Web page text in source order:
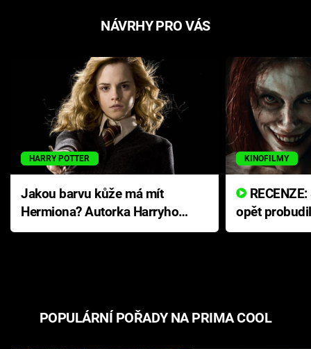
NÁVRHY PRO VÁS
HARRY POTTER
Jakou barvu kůže má mít
Hermiona? Autorka Harryho
Pottera přišla s ráznou
KINOFILMY
opět
přichází s
POPULÁRNÍ POŘADY NA PRIMA COOL